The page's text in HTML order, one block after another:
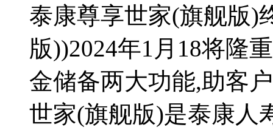
泰康尊享世家(旗舰版)
版))2024年1月18将隆
金储备两大功能,助客
世家(旗舰版)是泰康人